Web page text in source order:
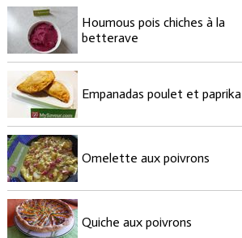
Houmous pois chiches à la
betterave
Empanadas poulet et paprika
Omelette aux poivrons
Quiche aux poivrons